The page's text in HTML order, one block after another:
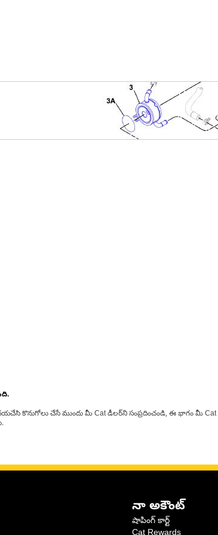
చేసే ముందు మీ Cat డీలర్‌ని సంప్రదించండి, ఈ భాగం మీ Cat
నా అకౌంట్
షాపింగ్ కార్ట్